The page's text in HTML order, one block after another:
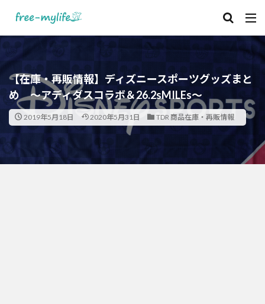
【在庫・再販情報】ディズニースポーツグッズまと
め ～アディダスコラボ＆26.2sMILEs～
2019年5月18日 2020年5月31日 TDR 商品在庫・再販情報